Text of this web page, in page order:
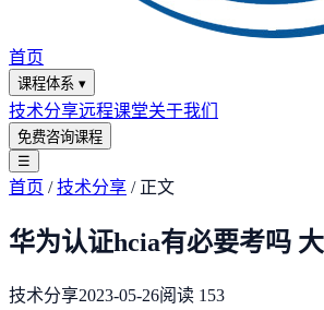
首页
课程体系 ▾
技术分享远程课堂关于我们
免费咨询课程
☰
首页 /技术分享 / 正文
华为认证hcia有必要考吗
技术分享2023-05-26阅读 153